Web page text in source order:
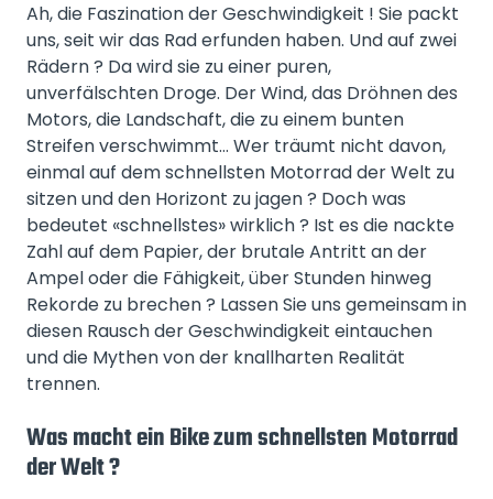
Ah, die Faszination der Geschwindigkeit ! Sie packt
uns, seit wir das Rad erfunden haben. Und auf zwei
Rädern ? Da wird sie zu einer puren,
unverfälschten Droge. Der Wind, das Dröhnen des
Motors, die Landschaft, die zu einem bunten
Streifen verschwimmt… Wer träumt nicht davon,
einmal auf dem schnellsten Motorrad der Welt zu
sitzen und den Horizont zu jagen ? Doch was
bedeutet «schnellstes» wirklich ? Ist es die nackte
Zahl auf dem Papier, der brutale Antritt an der
Ampel oder die Fähigkeit, über Stunden hinweg
Rekorde zu brechen ? Lassen Sie uns gemeinsam in
diesen Rausch der Geschwindigkeit eintauchen
und die Mythen von der knallharten Realität
trennen.
Was macht ein Bike zum schnellsten Motorrad
der Welt ?